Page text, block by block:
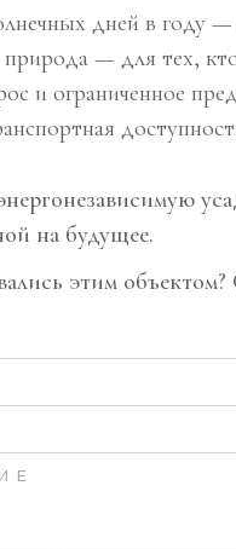
дней в году
— для тех,
и ограниченное
на будущее.
этим